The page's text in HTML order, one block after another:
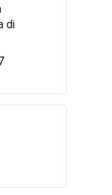
di